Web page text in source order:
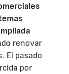
renovar
El pasado
por